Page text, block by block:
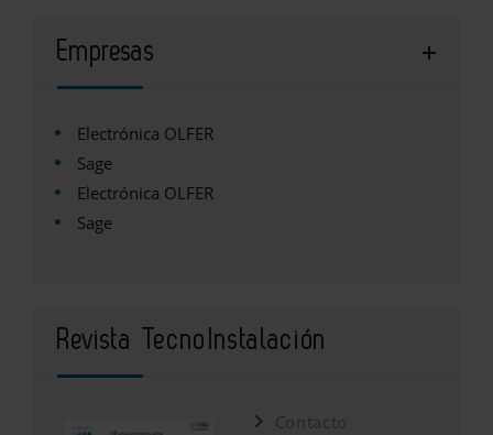
Empresas
Electrónica OLFER
Sage
Electrónica OLFER
Sage
Revista TecnoInstalación
Contacto